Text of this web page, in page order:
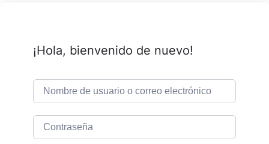
¡Hola, bienvenido de nuevo!